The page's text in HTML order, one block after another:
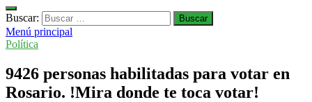
Buscar:
Menú principal
Política
9426 personas habilitadas para votar en
Rosario. !Mira donde te toca votar!